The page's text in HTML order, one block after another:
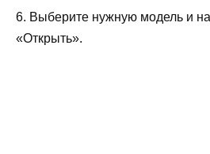
6. Выберите нужную модель и
«Открыть».